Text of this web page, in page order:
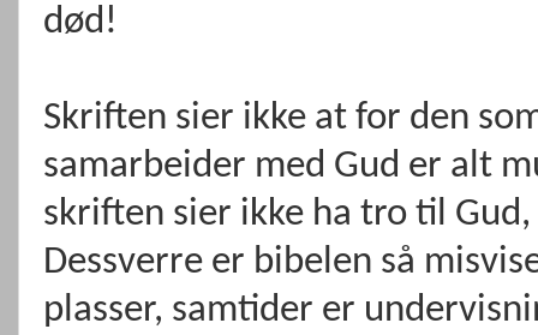
død!
Skriften sier ikke at for den
samarbeider med Gud er alt
skriften sier ikke ha tro til
Dessverre er bibelen så
plasser, samtider er